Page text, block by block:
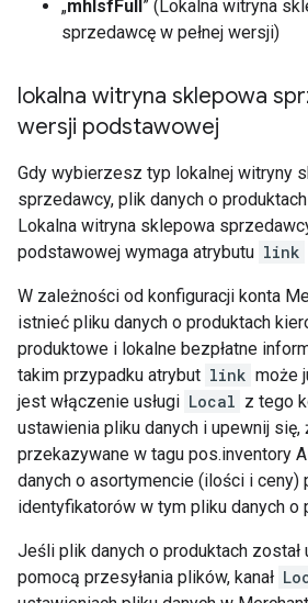
„mhlsfFull ” (Lokalna witryna
sprzedawcę w pełnej wersji)
lokalna witryna sklepowa
wersji podstawowej
Gdy wybierzesz typ lokalnej witryny
sprzedawcy, plik danych o
Lokalna witryna sklepowa
podstawowej wymaga atrybutu link
W zależności od konfiguracji konta
istnieć pliku danych o produktach
produktowe i lokalne bezpłatne
takim przypadku atrybut link może
jest włączenie usługi Local z tego
ustawienia pliku danych i upewnij
przekazywane w tagu pos.inventory
danych o asortymencie (ilości i ceny)
identyfikatorów w tym pliku danych o
Jeśli plik danych o produktach został
pomocą przesyłania plików, kanał